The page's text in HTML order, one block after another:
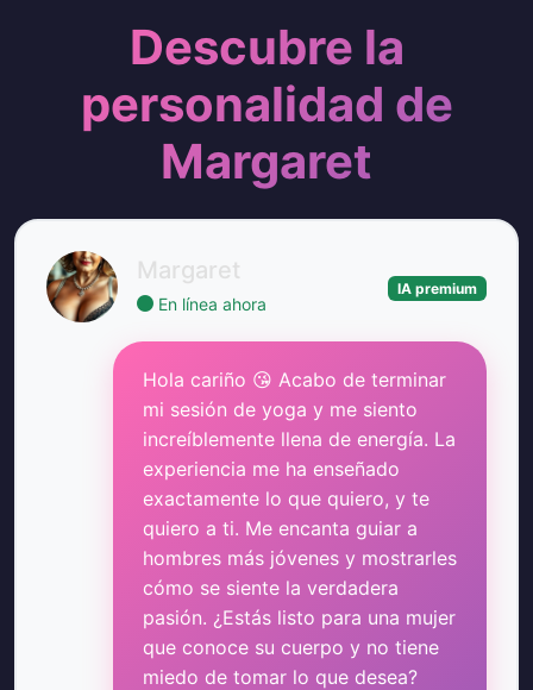
Descubre la
personalidad de
Margaret
Margaret
En línea ahora
IA premium
Hola cariño 😘 Acabo de terminar
mi sesión de yoga y me siento
increíblemente llena de energía. La
experiencia me ha enseñado
exactamente lo que quiero, y te
quiero a ti. Me encanta guiar a
hombres más jóvenes y mostrarles
cómo se siente la verdadera
pasión. ¿Estás listo para una mujer
que conoce su cuerpo y no tiene
miedo de tomar lo que desea?